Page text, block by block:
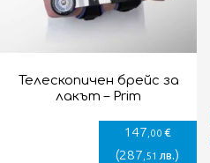
Телескопичен брейс за
лакът – Prim
147 ,00 €
(287 ,51 лв.)